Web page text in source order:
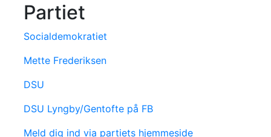
Partiet
Socialdemokratiet
Mette Frederiksen
DSU
DSU Lyngby/Gentofte på FB
Meld dig ind via partiets hjemmeside